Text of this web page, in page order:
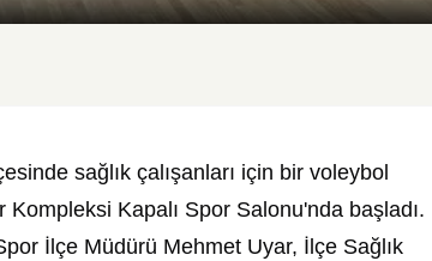
sağlık çalışanları için bir voleybol
Kapalı Spor Salonu'nda başladı.
İlçe Müdürü Mehmet Uyar, İlçe Sağlık